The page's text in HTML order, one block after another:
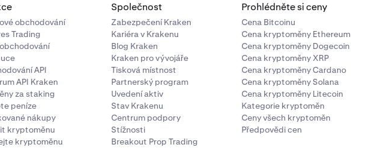
obchodování
Trading
API
API Kraken
za staking
peníze
nákupy
kryptoměnu
kryptoměnu
Společnost
Zabezpečení Kraken
Kariéra v Krakenu
Blog Kraken
Kraken pro vývojáře
Tisková místnost
Partnerský program
Uvedení aktiv
Stav Krakenu
Centrum podpory
Stížnosti
Breakout Prop Trading
Prohlédněte si ceny
Cena Bitcoinu
Cena kryptoměny Ethereum
Cena kryptoměny Dogecoin
Cena kryptoměny XRP
Cena kryptoměny Cardano
Cena kryptoměny Solana
Cena kryptoměny Litecoin
Kategorie kryptoměn
Ceny všech kryptoměn
Předpovědi cen